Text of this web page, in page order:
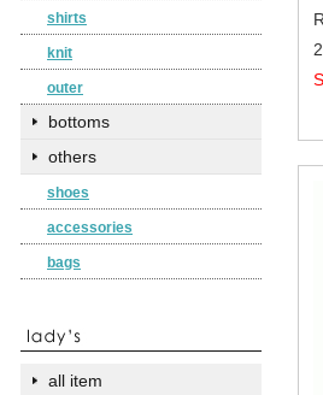
shirts
knit
outer
bottoms
others
shoes
accessories
bags
all item